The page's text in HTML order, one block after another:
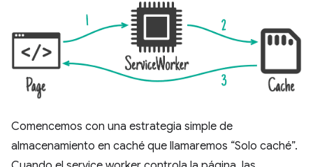
Comencemos con una estrategia simple de
almacenamiento en caché que llamaremos “Solo caché”.